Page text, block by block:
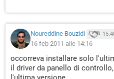
Noureddine Bouzidi
16 feb 2011 alle 14:16
occorreva installare solo
il driver da panello di